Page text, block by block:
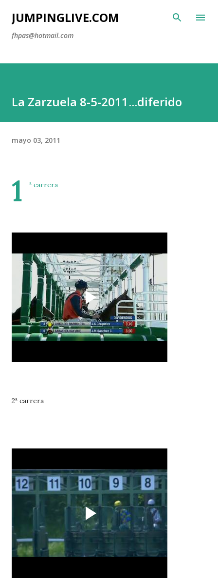
Ir al contenido principal
JUMPINGLIVE.COM
fhpas@hotmail.com
La Zarzuela 8-5-2011...diferido
mayo 03, 2011
1 ª carrera
2ª carrera